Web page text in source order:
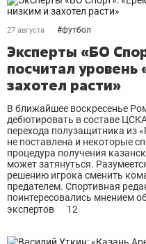
27 августа #футбол
Эксперты «БО
посчитал уровень
захотел расти»
В ближайшее воскресенье
дебютировать в составе
перехода полузащитника из
не поставлена и некоторые
процедура получения
может затянуться.
решению игрока сменить
предателем. Спортивная
поинтересовались мнением
экспертов
12